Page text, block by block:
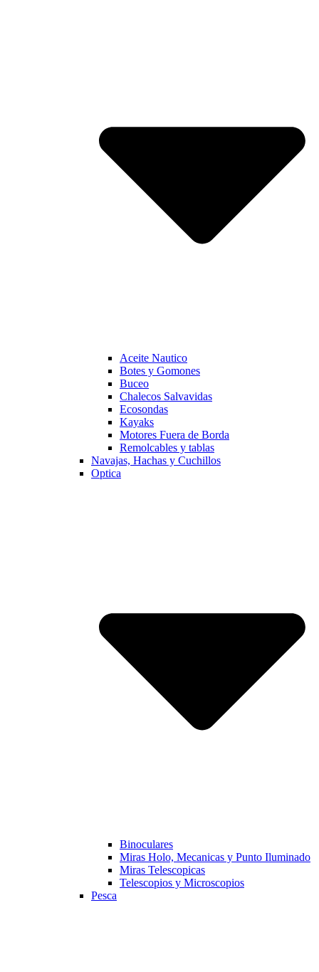
Aceite Nautico
Botes y Gomones
Buceo
Chalecos Salvavidas
Ecosondas
Kayaks
Motores Fuera de Borda
Remolcables y tablas
Navajas, Hachas y Cuchillos
Optica
Binoculares
Miras Holo, Mecanicas y Punto Iluminado
Miras Telescopicas
Telescopios y Microscopios
Pesca